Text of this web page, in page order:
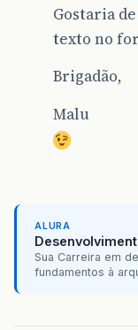
Gostaria
texto no
Brigadão,
Malu
ALURA
Sua Carreira em
fundamentos à